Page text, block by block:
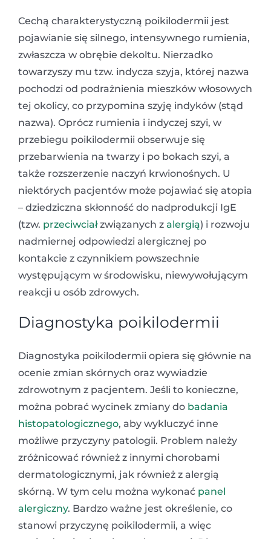
Cechą charakterystyczną poikilodermii jest
pojawianie się silnego, intensywnego rumienia,
zwłaszcza w obrębie dekoltu. Nierzadko
towarzyszy mu tzw. indycza szyja, której nazwa
pochodzi od podrażnienia mieszków włosowych
tej okolicy, co przypomina szyję indyków (stąd
nazwa). Oprócz rumienia i indyczej szyi, w
przebiegu poikilodermii obserwuje się
przebarwienia na twarzy i po bokach szyi, a
także rozszerzenie naczyń krwionośnych. U
niektórych pacjentów może pojawiać się atopia
– dziedziczna skłonność do nadprodukcji IgE
(tzw. przeciwciałzwiązanych z alergią) i rozwoju
nadmiernej odpowiedzi alergicznej po
kontakcie z czynnikiem powszechnie
występującym w środowisku, niewywołującym
reakcji u osób zdrowych.
Diagnostyka poikilodermii
Diagnostyka poikilodermii opiera się głównie na
ocenie zmian skórnych oraz wywiadzie
zdrowotnym z pacjentem. Jeśli to konieczne,
można pobrać wycinek zmiany do badania
histopatologicznego, aby wykluczyć inne
możliwe przyczyny patologii. Problem należy
zróżnicować również z innymi chorobami
dermatologicznymi, jak również z alergią
skórną. W tym celu można wykonać panel
alergiczny. Bardzo ważne jest określenie, co
stanowi przyczynę poikilodermii, a więc